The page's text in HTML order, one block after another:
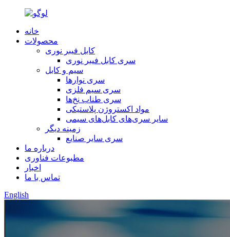
خانه
محصولات
کابل فیبر نوری
سری کابل فیبر نوری
سیم و کابل
سری نوارها
سری سیم فلزی
سری طناب نخ‌ها
مواد اکستروژن پلاستیکی
سایر سری‌های کابل‌های سیمی
زمینه دیگر
سری سایر صنایع
درباره ما
مطبوعات فناوری
اخبار
تماس با ما
English